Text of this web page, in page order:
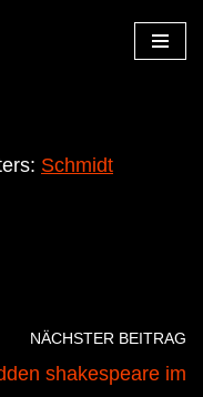
Schmidt
NÄCHSTER BEITRAG
shakespeare im